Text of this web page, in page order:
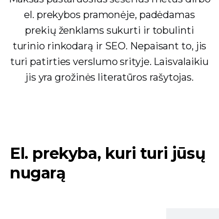
el. prekybos pramonėje, padėdamas
prekių ženklams sukurti ir tobulinti
turinio rinkodarą ir SEO. Nepaisant to, jis
turi patirties verslumo srityje. Laisvalaikiu
jis yra grožinės literatūros rašytojas.
El. prekyba, kuri turi jūsų
nugarą